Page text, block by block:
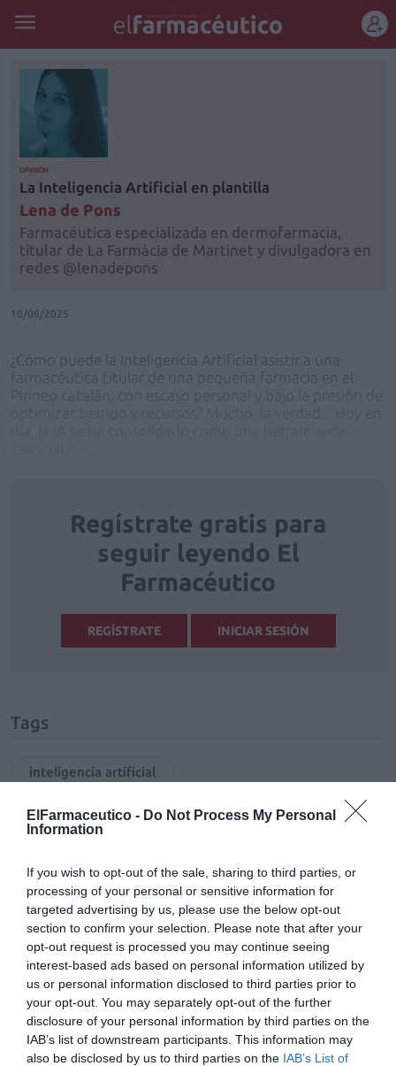
ElFarmaceutico - Do Not Process My Personal
Information
If you wish to opt-out of the sale, sharing to third parties, or
processing of your personal or sensitive information for
targeted advertising by us, please use the below opt-out
section to confirm your selection. Please note that after your
opt-out request is processed you may continue seeing
interest-based ads based on personal information utilized by
us or personal information disclosed to third parties prior to
your opt-out. You may separately opt-out of the further
disclosure of your personal information by third parties on the
IAB’s list of downstream participants. This information may
also be disclosed by us to third parties on the IAB’s List of
OPINIÓN
La Inteligencia Artificial en plantilla
Lena de Pons
Farmacéutica especializada en dermofarmacia,
titular de La Farmàcia de Martinet y divulgadora en
redes @lenadepons
10/06/2025
¿Cómo puede la Inteligencia Artificial asistir a una
farmacéutica titular de una pequeña farmacia en el
Regístrate gratis para
seguir leyendo El
Farmacéutico
REGÍSTRATE INICIAR SESIÓN
Tags
inteligencia artificial
Otras noticias destacadas
¿Y tú que piensas hacer?
OPINIÓN Eduardo Tornos Inza 10/06/2025
Padres del mundo: la IA puede
ayudarnos
OPINIÓN Ana Montilla 10/06/2025